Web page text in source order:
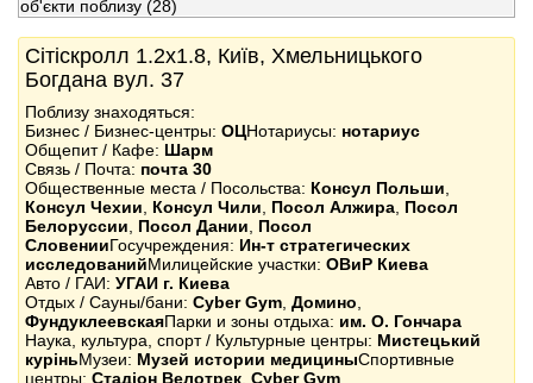
об'єкти поблизу (28)
Сітіскролл 1.2x1.8, Київ, Хмельницького
Богдана вул. 37
Поблизу знаходяться:
Бизнес / Бизнес-центры: ОЦНотариусы: нотариус
Общепит / Кафе: Шарм
Связь / Почта: почта 30
Общественные места / Посольства: Консул Польши
Консул Чехии
Консул Чили Посол Алжира Посол
Белоруссии
Посол Дании
Посол
СловенииГосучреждения: Ин-т стратегических
исследованийМилицейские участки: ОВиР Киева
Авто / ГАИ: УГАИ г. Киева
Отдых / Сауны/бани: Cyber Gym Домино
ФундуклеевскаяПарки и зоны отдыха: им. О. Гончара
Наука, культура, спорт / Культурные центры: Мистецький
курiньМузеи: Музей истории медициныСпортивные
центры: Стадіон Велотрек Cyber Gym